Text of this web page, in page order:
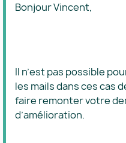
Bonjour Vincent,
Il n’est pas possible
les mails dans ces cas
faire remonter votre
d’amélioration.